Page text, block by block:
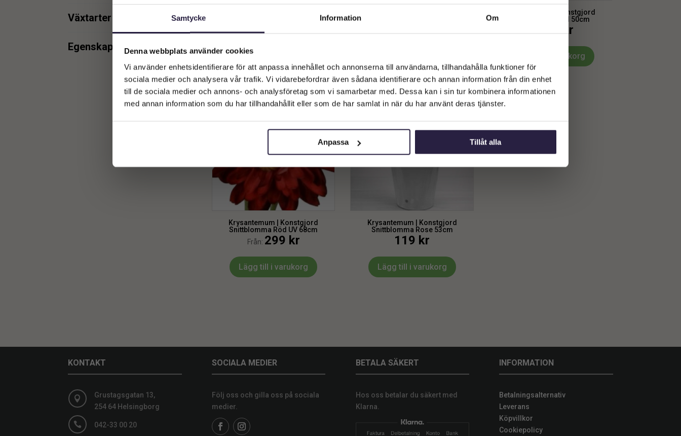
Samtycke Information Om
Denna webbplats använder cookies
Vi använder enhetsidentifierare för att anpassa innehållet och annonserna till användarna, tillhandahålla funktioner för
sociala medier och analysera vår trafik. Vi vidarebefordrar även sådana identifierare och annan information från din enhet
till de sociala medier och annons- och analysföretag som vi samarbetar med. Dessa kan i sin tur kombinera informationen
med annan information som du har tillhandahållit eller som de har samlat in när du har använt deras tjänster.
Anpassa Tillåt alla
min.
max.
Växtarter
Egenskaper
3
Snittblomma -Röd -Orange UV 68 cm
Från:299
Lägg till i varukorg
Krysantemum | Konstgjord
Snittblomma Röd 50cm
kr
Lägg till i varukorg
Krysantemum | Konstgjord
Snittblomma Röd UV 68cm
Från: 299 kr
Lägg till i varukorg
Krysantemum | Konstgjord
Snittblomma Rose 53cm
119 kr
Lägg till i varukorg
KONTAKT

Grustagsgatan 13,
254 64 Helsingborg
 042-33 00 20
SOCIALA MEDIER
Följ oss och gilla oss på sociala
medier.
BETALA SÄKERT
Hos oss betalar du säkert med
Klarna.
INFORMATION
Betalningsalternativ
Leverans
Köpvillkor
Cookiepolicy
Välkommen till Webflower
Vilken typ av kund är du? Du kan alltid justera ditt val längst upp
Företagskund (exkl. moms)